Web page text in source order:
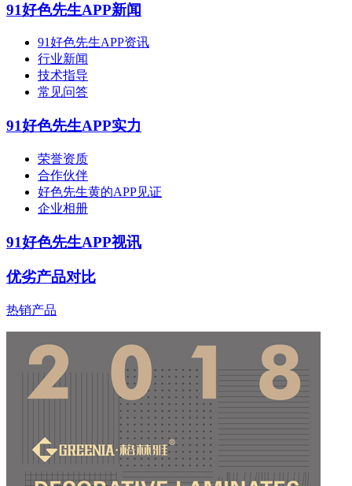
91好色先生APP新闻
91好色先生APP资讯
行业新闻
技术指导
常见问答
91好色先生APP实力
荣誉资质
合作伙伴
好色先生黄的APP见证
企业相册
91好色先生APP视讯
优劣产品对比
热销产品